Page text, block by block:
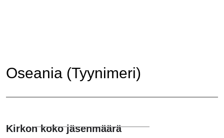
Oseania (Tyynimeri)
Kirkon koko jäsenmäärä